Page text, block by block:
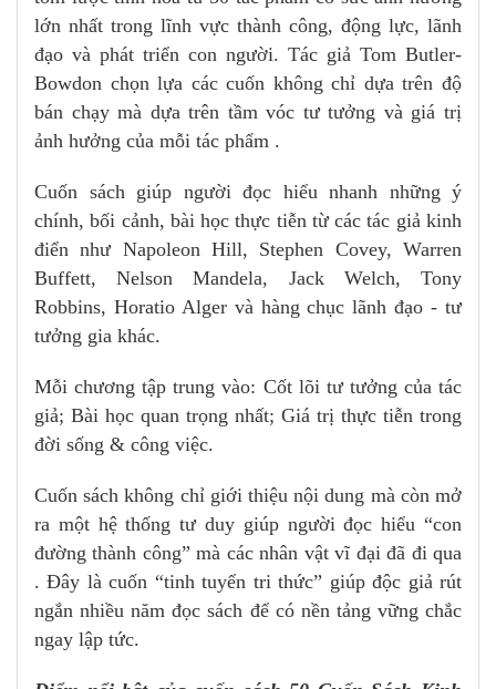
lớn nhất trong lĩnh vực thành công, động lực, lãnh
đạo và phát triển con người. Tác giả Tom Butler-
Bowdon chọn lựa các cuốn không chỉ dựa trên độ
bán chạy mà dựa trên tầm vóc tư tưởng và giá trị
ảnh hưởng của mỗi tác phẩm .
Cuốn sách giúp người đọc hiểu nhanh những ý
chính, bối cảnh, bài học thực tiễn từ các tác giả kinh
điển như Napoleon Hill, Stephen Covey, Warren
Buffett, Nelson Mandela, Jack Welch, Tony
Robbins, Horatio Alger và hàng chục lãnh đạo - tư
tưởng gia khác.
Mỗi chương tập trung vào: Cốt lõi tư tưởng của tác
giả; Bài học quan trọng nhất; Giá trị thực tiễn trong
đời sống & công việc.
Cuốn sách không chỉ giới thiệu nội dung mà còn mở
ra một hệ thống tư duy giúp người đọc hiểu “con
đường thành công” mà các nhân vật vĩ đại đã đi qua
. Đây là cuốn “tinh tuyển tri thức” giúp độc giả rút
ngắn nhiều năm đọc sách để có nền tảng vững chắc
ngay lập tức.